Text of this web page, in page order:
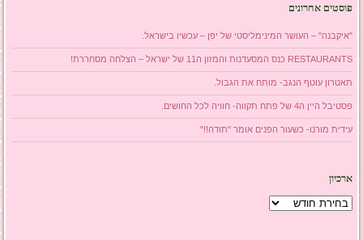
פוסטים אחרונים
"איקבנה" – העושר המינימליסטי של יפן – עכשיו בישראל.
RESTAURANTS כנס המסעדנות והמזון ה11 של ישראל – הצלחה מסחררת!
תאטרון עוטף הנגב- מותח את הגבול.
פסטיבל היין ה4 של פתח תקווה- חוויה לכל החושים.
עידית מורנו- כשעור הפנים אומר "תודה!!"
ארכיון
ארכיון